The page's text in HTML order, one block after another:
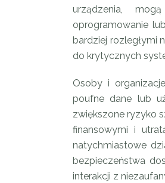
urządzenia,
oprogramowanie
bardziej rozległymi
do krytycznych
Osoby i
poufne dane lub
zwiększone ryzyko
finansowymi i
natychmiastowe
bezpieczeństwa
interakcji z